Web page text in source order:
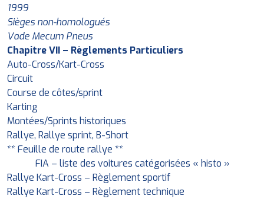
1999
Sièges non-homologués
Vade Mecum Pneus
Chapitre VII – Règlements Particuliers
Auto-Cross/Kart-Cross
Circuit
Course de côtes/sprint
Karting
Montées/Sprints historiques
Rallye, Rallye sprint, B-Short
** Feuille de route rallye **
FIA – liste des voitures catégorisées « histo »
Rallye Kart-Cross – Règlement sportif
Rallye Kart-Cross – Règlement technique